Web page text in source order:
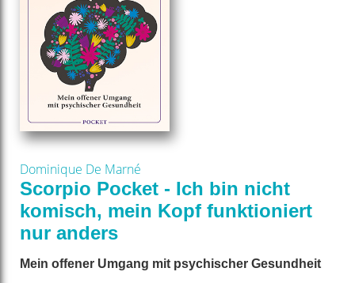
Dominique De Marné
Scorpio Pocket - Ich bin nicht
komisch, mein Kopf funktioniert
nur anders
Mein offener Umgang mit psychischer Gesundheit